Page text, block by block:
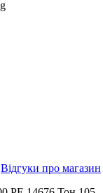
Відгуки про магазин